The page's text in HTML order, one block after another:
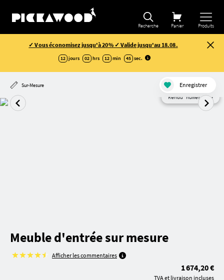
Recherche Panier Produits
✓ Vous économisez jusqu'à 20% ✓ Valide jusqu'au 18.08.
12 jours 02 hrs 12 min 45 sec.
Sur-Mesure Enregistrer
Rendu numérique
Meuble d'entrée sur mesure
Afficher les commentaires
1 674,20 €
TVA et livraison incluses